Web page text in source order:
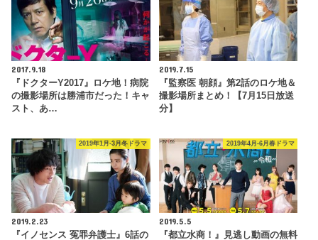
2017.9.18
『ドクターY2017』ロケ地！病院
の撮影場所は勝浦市だった！キャ
スト、あ…
2019.7.15
『監察医 朝顔』第2話のロケ地＆
撮影場所まとめ！【7月15日放送
分】
2019年1月-3月冬ドラマ
2019.2.23
『イノセンス 冤罪弁護士』6話の
2019年4月-6月春ドラマ
2019.5.5
『都立水商！』見逃し動画の無料